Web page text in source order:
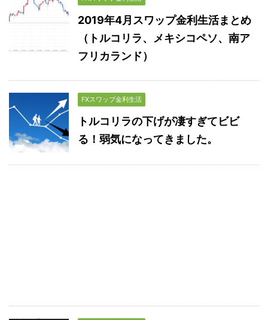
2019年4月スワップ金利生活まとめ
（トルコリラ、メキシコペソ、南ア
フリカランド）
FXスワップ金利生活
トルコリラの下げが凄すぎてビビ
る！弱気になってきました。